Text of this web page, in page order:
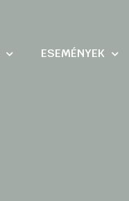
ESEMÉNYEK